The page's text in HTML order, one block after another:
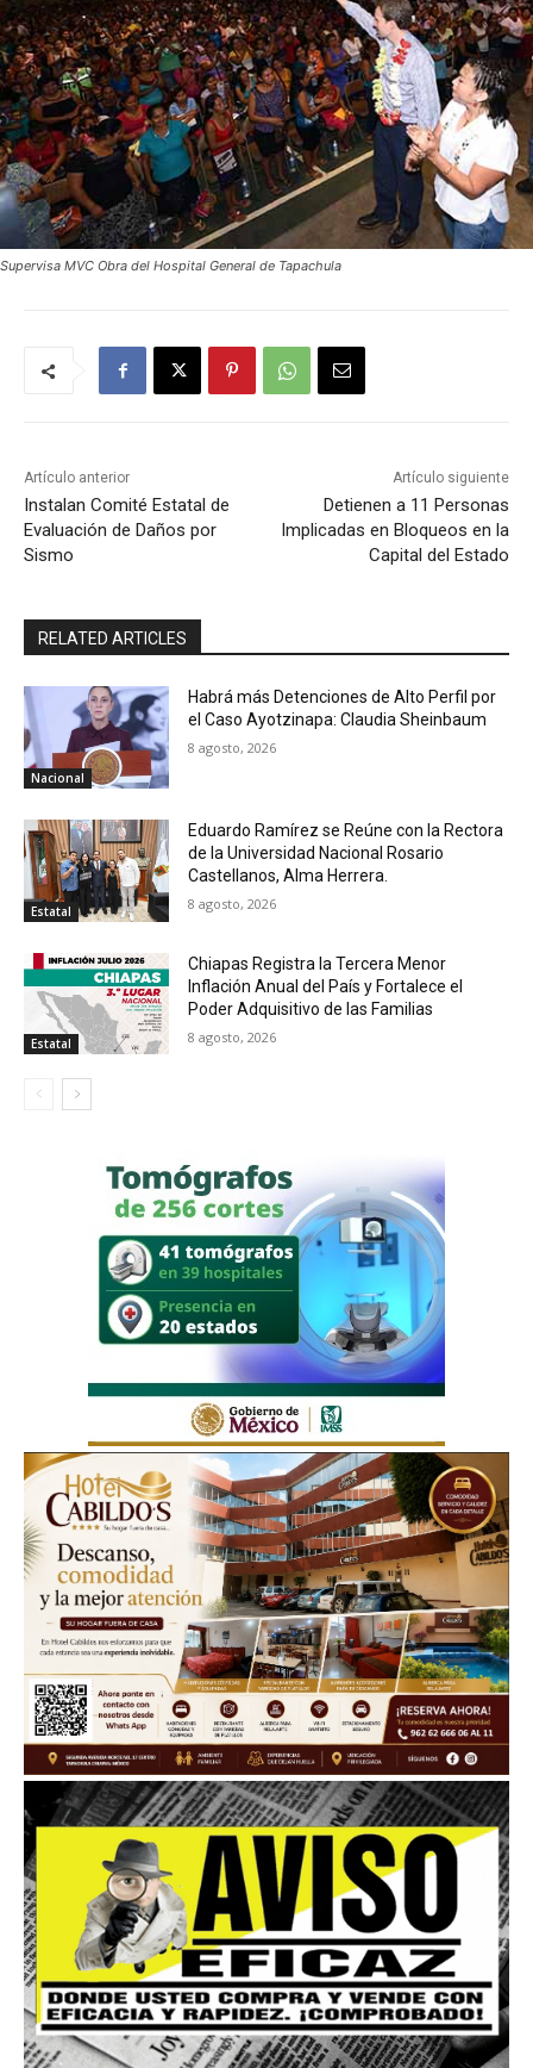
Supervisa MVC Obra del Hospital General de Tapachula
Artículo anterior
Instalan Comité Estatal de
Evaluación de Daños por
Sismo
Artículo siguiente
Detienen a 11 Personas
Implicadas en Bloqueos en la
Capital del Estado
RELATED ARTICLES
Nacional
Habrá más Detenciones de Alto Perfil por
el Caso Ayotzinapa: Claudia Sheinbaum
8 agosto, 2026
Estatal
Eduardo Ramírez se Reúne con la Rectora
de la Universidad Nacional Rosario
Castellanos, Alma Herrera.
8 agosto, 2026
Estatal
Chiapas Registra la Tercera Menor
Inflación Anual del País y Fortalece el
Poder Adquisitivo de las Familias
8 agosto, 2026